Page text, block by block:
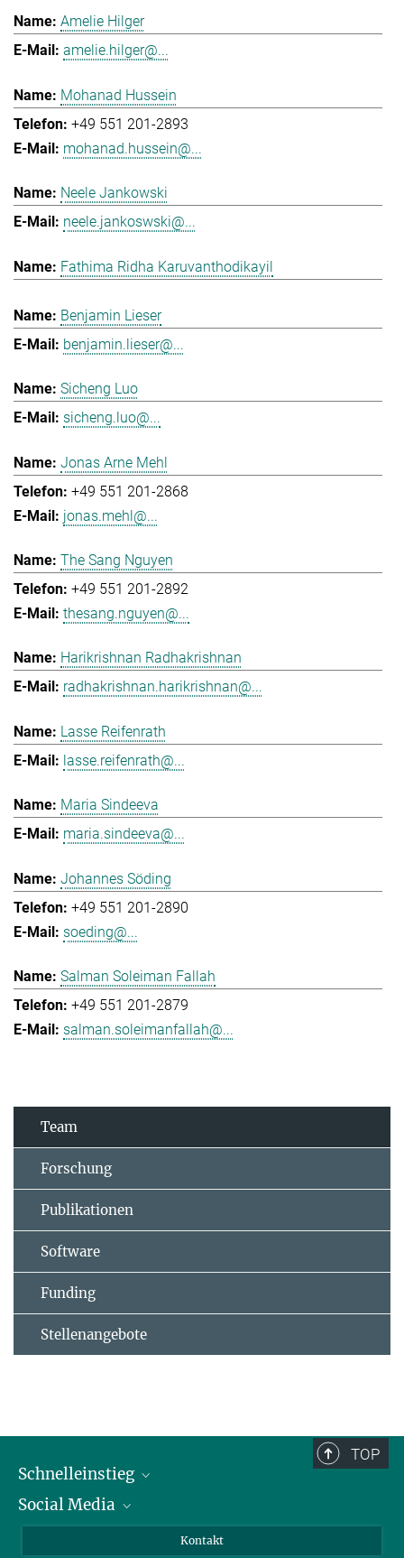
Amelie Hilger
amelie.hilger@...
Mohanad Hussein
+49 551 201-2893
mohanad.hussein@...
Neele Jankowski
neele.jankoswski@...
Fathima Ridha Karuvanthodikayil
Benjamin Lieser
benjamin.lieser@...
Sicheng Luo
sicheng.luo@...
Jonas Arne Mehl
+49 551 201-2868
jonas.mehl@...
The Sang Nguyen
+49 551 201-2892
thesang.nguyen@...
Harikrishnan Radhakrishnan
radhakrishnan.harikrishnan@...
Lasse Reifenrath
lasse.reifenrath@...
Maria Sindeeva
maria.sindeeva@...
Johannes Söding
+49 551 201-2890
soeding@...
Salman Soleiman Fallah
+49 551 201-2879
salman.soleimanfallah@...
Team
Forschung
Publikationen
Software
Funding
Stellenangebote
TOP
Schnelleinstieg
Alumni
Social Media
Kontakt